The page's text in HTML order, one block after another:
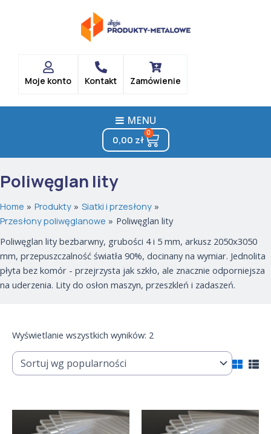
Moje konto Kontakt Zamówienie
MENU
0,00 zł
0
Cart
Poliwęglan lity
Home Produkty
Siatki i przesłony
Przesłony poliwęglanowe
Poliwęglan lity
Poliwęglan lity bezbarwny, grubości 4 i 5 mm, arkusz 2050x3050
mm, przepuszczalność światła 90%, docinany na wymiar. Jednolita
płyta bez komór - przejrzysta jak szkło, ale znacznie odporniejsza
na uderzenia. Lity do osłon maszyn, przeszkleń i zadaszeń.
Wyświetlanie wszystkich wyników: 2